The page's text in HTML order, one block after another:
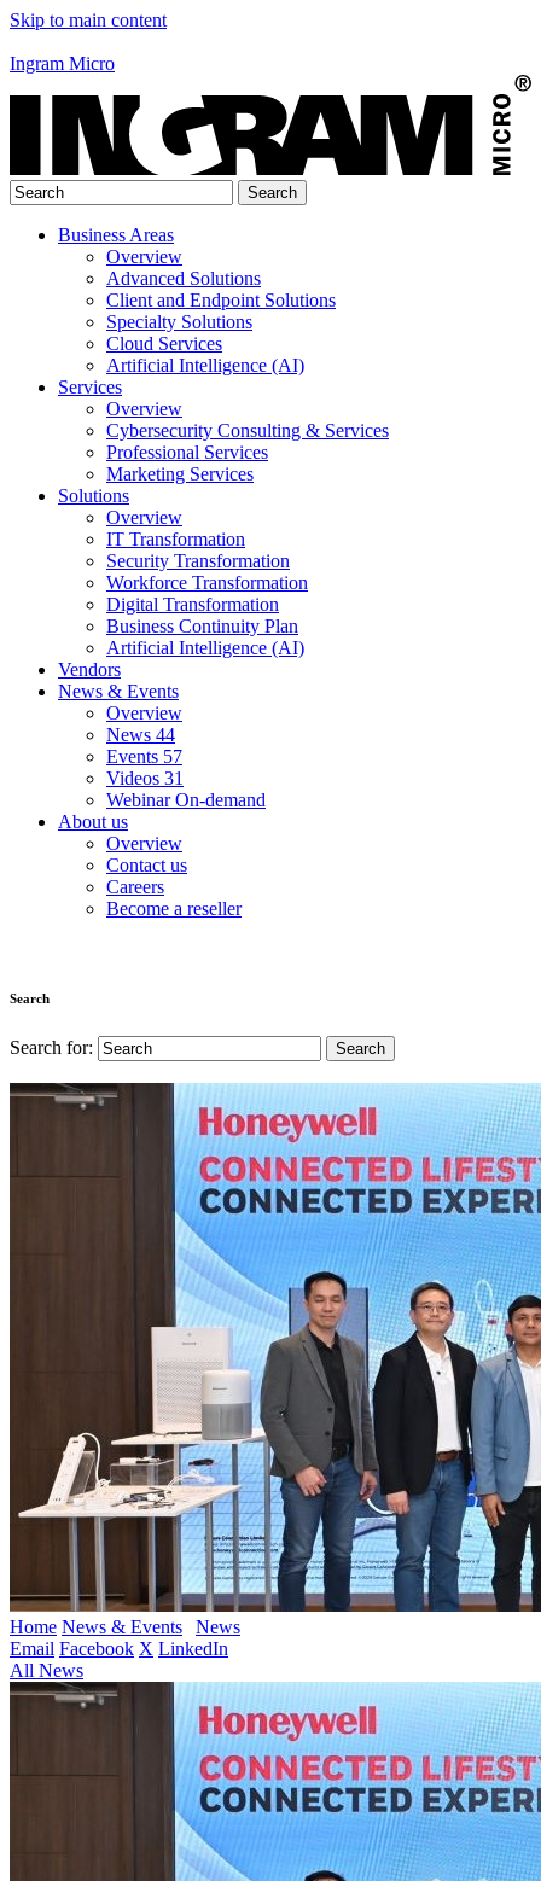
Skip to main content
Ingram Micro
Business Areas
Overview
Advanced Solutions
Client and Endpoint Solutions
Specialty Solutions
Cloud Services
Artificial Intelligence (AI)
Services
Overview
Cybersecurity Consulting & Services
Professional Services
Marketing Services
Solutions
Overview
IT Transformation
Security Transformation
Workforce Transformation
Digital Transformation
Business Continuity Plan
Artificial Intelligence (AI)
Vendors
News & Events
Overview
News 44
Events 57
Videos 31
Webinar On-demand
About us
Overview
Contact us
Careers
Become a reseller
Search
Search for:
Home News & Events
News
Email Facebook X LinkedIn
All News